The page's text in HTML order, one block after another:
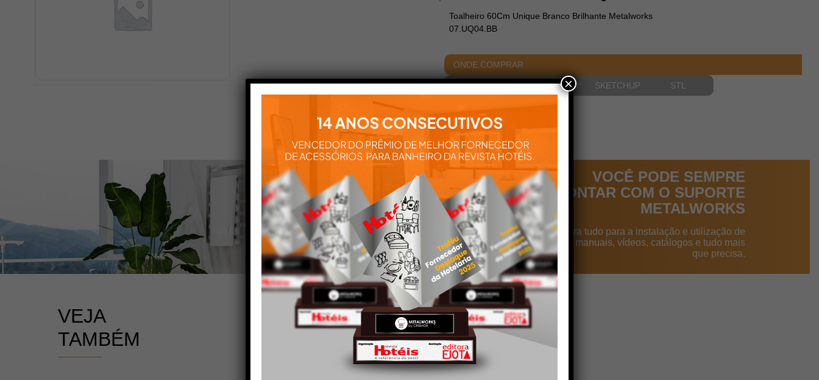
Toalheiro 60Cm Unique Branco Brilhante Metalworks
07.UQ04.BB
ONDE COMPRAR
ACABAMENTOS DIMENSIONAIS SKETCHUP STL
VOCÊ PODE SEMPRE
CONTAR COM O SUPORTE
METALWORKS
Aqui você encontra tudo para a instalação e utilização de
nossos produtos: manuais, vídeos, catálogos e tudo mais
que precisa.
VEJA
TAMBÉM
×